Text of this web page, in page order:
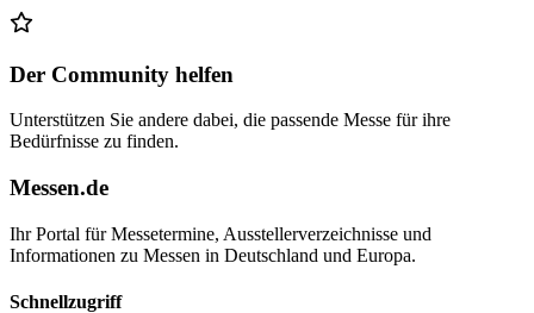
Der Community helfen
Unterstützen Sie andere dabei, die passende Messe für ihre
Bedürfnisse zu finden.
Messen.de
Ihr Portal für Messetermine, Ausstellerverzeichnisse und
Informationen zu Messen in Deutschland und Europa.
Schnellzugriff